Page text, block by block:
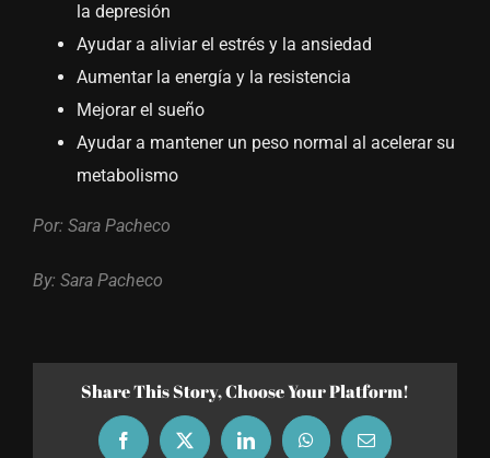
la depresión
Ayudar a aliviar el estrés y la ansiedad
Aumentar la energía y la resistencia
Mejorar el sueño
Ayudar a mantener un peso normal al acelerar su
metabolismo
Por: Sara Pacheco
By: Sara Pacheco
Share This Story, Choose Your Platform!
FacebookX LinkedInWhatsAppEmail